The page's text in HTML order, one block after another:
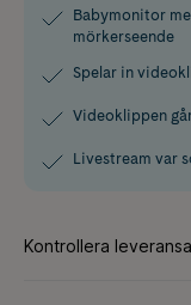
Babymonitor
mörkerseende
Spelar in
Videoklippen
Livestream var